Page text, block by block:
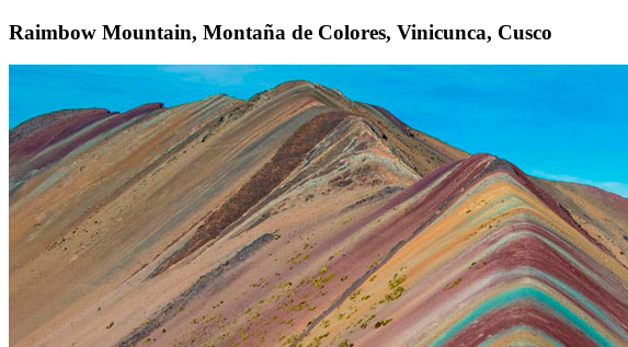
Raimbow Mountain, Montaña de Colores, Vinicunca, Cusco